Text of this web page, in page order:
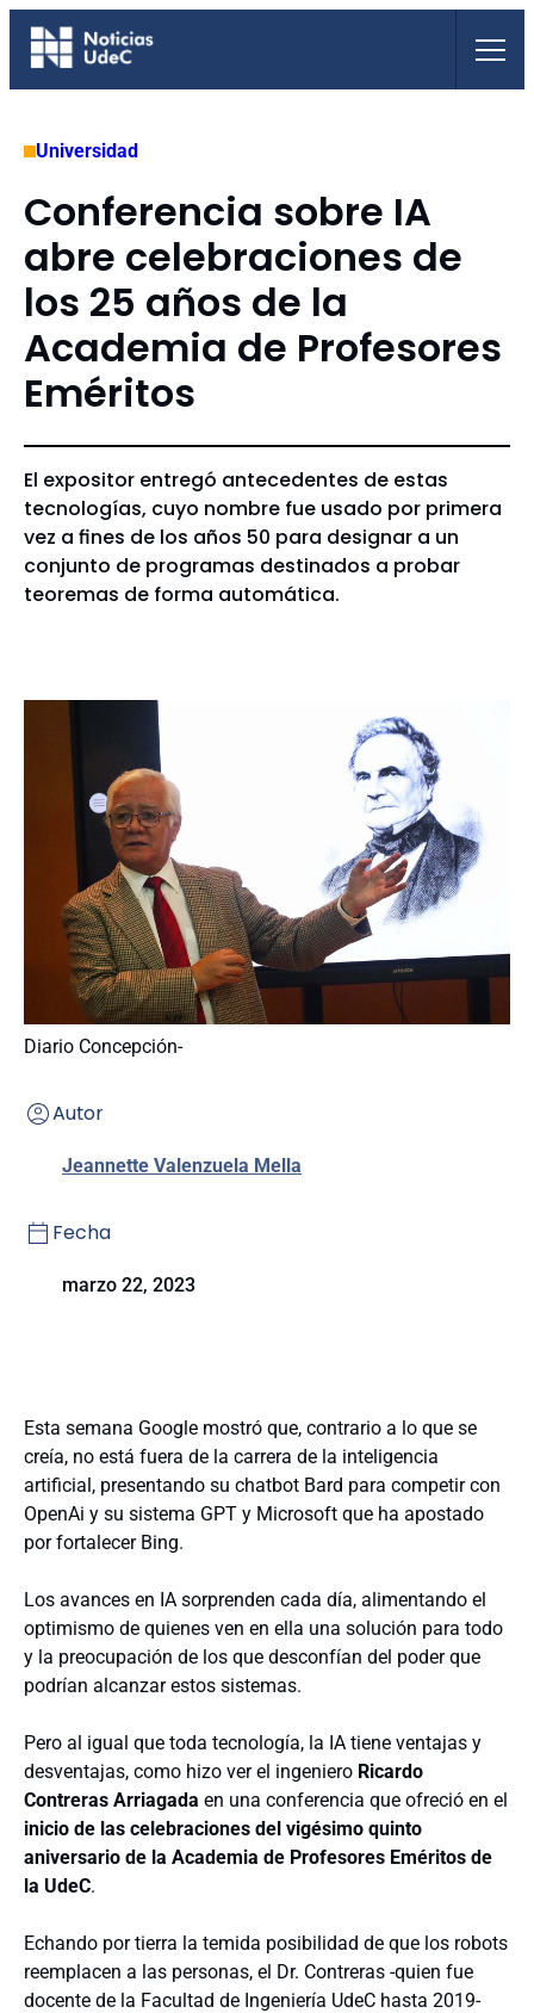
Saltar
Universidad
Conferencia sobre IA
abre celebraciones de
los 25 años de la
Academia de Profesores
Eméritos
El expositor entregó antecedentes de estas
tecnologías, cuyo nombre fue usado por primera
vez a fines de los años 50 para designar a un
conjunto de programas destinados a probar
teoremas de forma automática.
Diario Concepción-
Autor
Jeannette Valenzuela Mella
Fecha
marzo 22, 2023
Esta semana Google mostró que, contrario a lo que se
creía, no está fuera de la carrera de la inteligencia
artificial, presentando su chatbot Bard para competir con
OpenAi y su sistema GPT y Microsoft que ha apostado
por fortalecer Bing.
Los avances en IA sorprenden cada día, alimentando el
optimismo de quienes ven en ella una solución para todo
y la preocupación de los que desconfían del poder que
podrían alcanzar estos sistemas.
Pero al igual que toda tecnología, la IA tiene ventajas y
desventajas, como hizo ver el ingeniero Ricardo
Contreras Arriagada en una conferencia que ofreció en el
inicio de las celebraciones del vigésimo quinto
aniversario de la Academia de Profesores Eméritos de
la UdeC.
Echando por tierra la temida posibilidad de que los robots
reemplacen a las personas, el Dr. Contreras -quien fue
docente de la Facultad de Ingeniería UdeC hasta 2019-